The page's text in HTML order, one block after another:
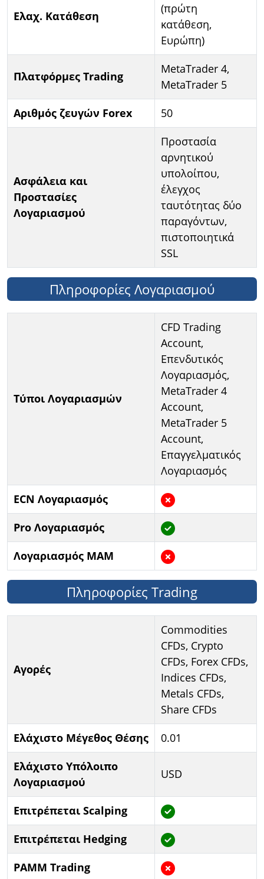
Ελαχ. Κατάθεση
(πρώτη
κατάθεση,
Ευρώπη)
Πλατφόρμες Trading
MetaTrader 4,
MetaTrader 5
Αριθμός ζευγών Forex
50
Ασφάλεια και
Προστασίες
Λογαριασμού
Προστασία
αρνητικού
υπολοίπου,
έλεγχος
ταυτότητας δύο
παραγόντων,
πιστοποιητικά
SSL
Πληροφορίες Λογαριασμού
Τύποι Λογαριασμών
CFD Trading
Account,
Επενδυτικός
Λογαριασμός,
MetaTrader 4
Account,
MetaTrader 5
Account,
Επαγγελματικός
Λογαριασμός
ECN Λογαριασμός
Pro Λογαριασμός
Λογαριασμός MAM
Πληροφορίες Trading
Αγορές
Commodities
CFDs, Crypto
CFDs, Forex CFDs,
Indices CFDs,
Metals CFDs,
Share CFDs
Ελάχιστο Μέγεθος Θέσης
0.01
Ελάχιστο Υπόλοιπο
Λογαριασμού
USD
Επιτρέπεται Scalping
Επιτρέπεται Hedging
PAMM Trading